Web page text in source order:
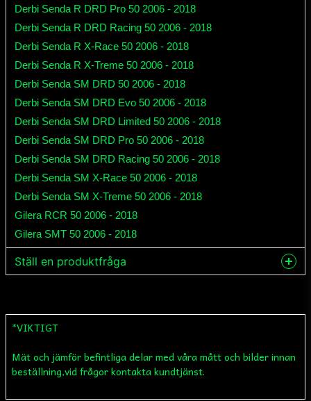
Derbi Senda R DRD Pro 50 2006 - 2018
Derbi Senda R DRD Racing 50 2006 - 2018
Derbi Senda R X-Race 50 2006 - 2018
Derbi Senda R X-Treme 50 2006 - 2018
Derbi Senda SM DRD 50 2006 - 2018
Derbi Senda SM DRD Evo 50 2006 - 2018
Derbi Senda SM DRD Limited 50 2006 - 2018
Derbi Senda SM DRD Pro 50 2006 - 2018
Derbi Senda SM DRD Racing 50 2006 - 2018
Derbi Senda SM X-Race 50 2006 - 2018
Derbi Senda SM X-Treme 50 2006 - 2018
Gilera RCR 50 2006 - 2018
Gilera SMT 50 2006 - 2018
Ställ en produktfråga
name
Namn
*VIKTIGT
Mät och jämför befintliga delar med våra mått och bilder innan
beställning,vid frågor kontakta kundtjänst.